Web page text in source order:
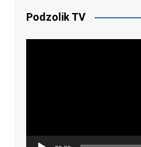
Podzolik TV